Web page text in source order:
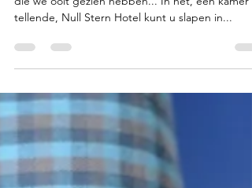
'hotel'
Misschien wel één van de meest unieke 'hotels'
tellende, Null Stern Hotel kunt u slapen in...